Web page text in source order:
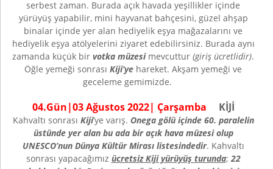
serbest zaman. Burada açık havada yeşillikler içinde
yürüyüş yapabilir, mini hayvanat bahçesini, güzel ahşap
binalar içinde yer alan hediyelik eşya mağazalarını ve
hediyelik eşya atölyelerini ziyaret edebilirsiniz. Burada aynı
zamanda küçük bir votka müzesimevcuttur (giriş ücretlidir).
Öğle yemeği sonrası Kiji’ye hareket. Akşam yemeği ve
geceleme gemimizde.
04.Gün|03 Ağustos 2022| Çarşamba KİJİ
Kahvaltı sonrası Kiji’ye varış. Onega gölü içinde 60. paralelin
üstünde yer alan bu ada bir açık hava müzesi olup
UNESCO’nun Dünya Kültür Mirası listesindedir. Kahvaltı
sonrası yapacağımız ücretsiz Kiji yürüyüş turunda;22